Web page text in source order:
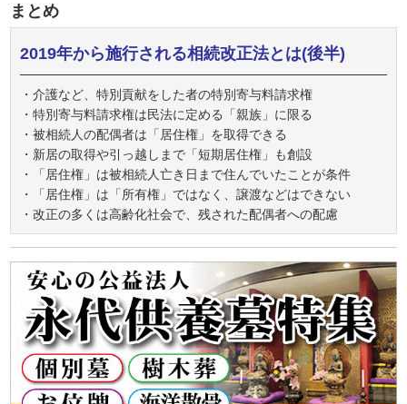
まとめ
2019年から施行される相続改正法とは(後半)
・介護など、特別貢献をした者の特別寄与料請求権
・特別寄与料請求権は民法に定める「親族」に限る
・被相続人の配偶者は「居住権」を取得できる
・新居の取得や引っ越しまで「短期居住権」も創設
・「居住権」は被相続人亡き日まで住んでいたことが条件
・「居住権」は「所有権」ではなく、譲渡などはできない
・改正の多くは高齢化社会で、残された配偶者への配慮